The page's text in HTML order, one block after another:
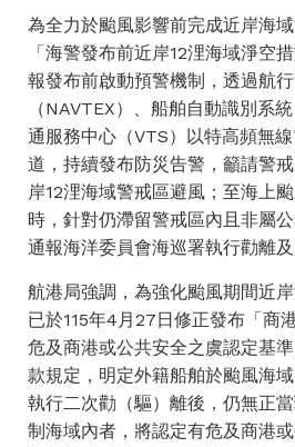
為全力於颱風影響前完成近岸海
「海警發布前近岸12浬海域淨空
報發布前啟動預警機制，透過航
（NAVTEX）、船舶自動識別系
通服務中心（VTS）以特高頻無
道，持續發布防災告警，籲請警
岸12浬海域警戒區避風；至海上
時，針對仍滯留警戒區內且非屬
通報海洋委員會海巡署執行勸離及
航港局強調，為強化颱風期間近
已於115年4月27日修正發布「商
危及商港或公共安全之虞認定基
款規定，明定外籍船舶於颱風海
執行二次勸（驅）離後，仍無正
制海域內者，將認定有危及商港